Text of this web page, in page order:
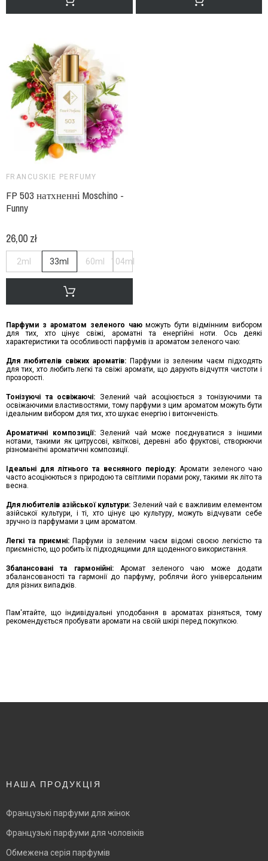
FRANCUSKIE PERFUMY
FP 503 натхненні Moschino -
Funny
26,00 zł
2ml 33ml 60ml 104ml
Парфуми з ароматом зеленого чаюможуть бути відмінним вибором
для тих, хто цінує свіжі, ароматні та енергійні ноти. Ось деякі
характеристики та особливості парфумів із ароматом зеленого чаю:
Для любителів свіжих ароматів:Парфуми із зеленим чаєм підходять
для тих, хто любить легкі та свіжі аромати, що дарують відчуття чистоти і
прозорості.
Тонізуючі та освіжаючі: Зелений чай асоціюється з тонізуючими та
освіжаючими властивостями, тому парфуми з цим ароматом можуть бути
ідеальним вибором для тих, хто шукає енергію і витонченість.
Ароматичні композиції:Зелений чай може поєднуватися з іншими
нотами, такими як цитрусові, квіткові, деревні або фруктові, створюючи
різноманітні ароматичні композиції.
Ідеальні для літнього та весняного періоду:Аромати зеленого чаю
часто асоціюються з природою та світлими порами року, такими як літо та
весна.
Для любителів азійської культури: Зелений чай є важливим елементом
азійської культури, і ті, хто цінує цю культуру, можуть відчувати себе
зручно із парфумами з цим ароматом.
Легкі та приємні:Парфуми із зеленим чаєм відомі своєю легкістю та
приємністю, що робить їх підходящими для щоденного використання.
Збалансовані та гармонійні:Аромат зеленого чаю може додати
збалансованості та гармонії до парфуму, роблячи його універсальним
для різних випадків.
Пам'ятайте, що індивідуальні уподобання в ароматах різняться, тому
рекомендується пробувати аромати на своїй шкірі перед покупкою.
НАША ПРОДУКЦІЯ
Французькі парфуми для жінок
Французькі парфуми для чоловіків
Обмежена серія парфумів